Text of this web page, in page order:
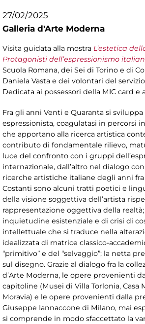
27/02/2025
Galleria d'Arte Moderna
Visita guidata alla mostra L’estetica
Protagonisti dell’espressionismo
Scuola Romana, dei Sei di Torino e di
Daniela Vasta e dei volontari del
Dedicata ai possessori della MIC card e
Fra gli anni Venti e Quaranta si
espressionista, coagulatasi in percorsi
che apportano alla ricerca artistica
contributo di fondamentale rilievo,
luce del confronto con i gruppi
internazionale, dall’altro nel dialogo
ricerche artistiche italiane degli anni
Costanti sono alcuni tratti poetici e
della visione soggettiva dell’artista
rappresentazione oggettiva della
inquietudine esistenziale e di crisi di
intellettuale che si traduce nella
idealizzata di matrice classico-
“primitivo” e del “selvaggio”; la netta
sul disegno. Grazie al dialogo fra la
d’Arte Moderna, le opere provenienti
capitoline (Musei di Villa Torlonia, Casa
Moravia) e le opere provenienti dalla
Giuseppe Iannaccone di Milano, mai
si comprende in modo sfaccettato la